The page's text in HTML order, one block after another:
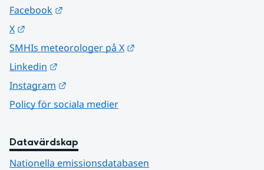
Facebook
X
SMHIs meteorologer på X
Linkedin
Instagram
Policy för sociala medier
Datavärdskap
Nationella emissionsdatabasen